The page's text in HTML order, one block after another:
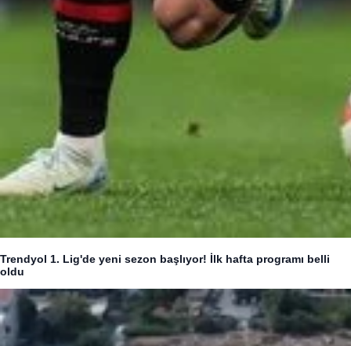
Trendyol 1. Lig'de yeni sezon başlıyor! İlk hafta programı belli
oldu